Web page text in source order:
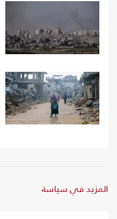
المزيد في سياسة